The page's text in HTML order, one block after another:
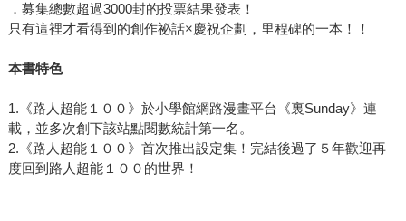
．募集總數超過3000封的投票結果發表！
只有這裡才看得到的創作祕話×慶祝企劃，里程碑的一本！！
本書特色
1.《路人超能１００》於小學館網路漫畫平台《裏Sunday》連
載，並多次創下該站點閱數統計第一名。
2.《路人超能１００》首次推出設定集！完結後過了５年歡迎再
度回到路人超能１００的世界！